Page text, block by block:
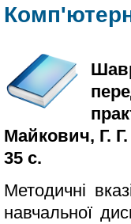
Майкович, Г.
35 с.
Методичні
навчальної